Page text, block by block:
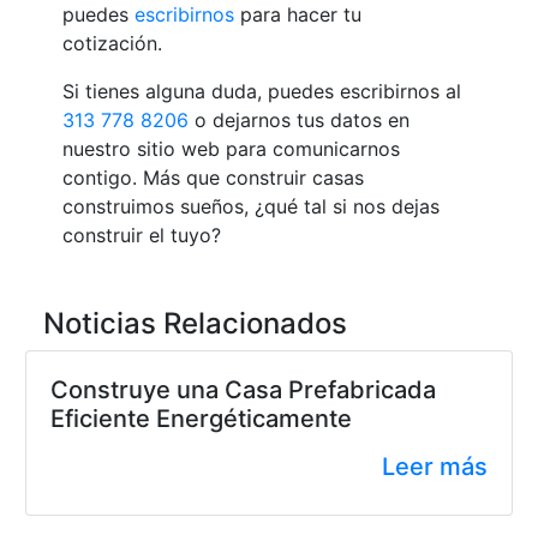
puedes escribirnospara hacer tu
cotización.
Si tienes alguna duda, puedes escribirnos al
313 778 8206 o dejarnos tus datos en
nuestro sitio web para comunicarnos
contigo. Más que construir casas
construimos sueños, ¿qué tal si nos dejas
construir el tuyo?
Noticias Relacionados
Construye una Casa Prefabricada
Eficiente Energéticamente
Leer más